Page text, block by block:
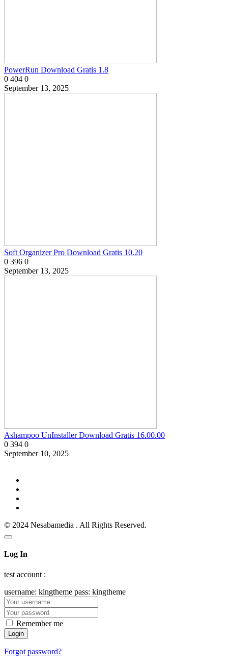
PowerRun Download Gratis 1.8
0 404 0
September 13, 2025
Soft Organizer Pro Download Gratis 10.20
0 396 0
September 13, 2025
Ashampoo UnInstaller Download Gratis 16.00.00
0 394 0
September 10, 2025
© 2024 Nesabamedia . All Rights Reserved.
Log In
test account :
username: kingtheme pass: kingtheme
Remember me
Forgot password?